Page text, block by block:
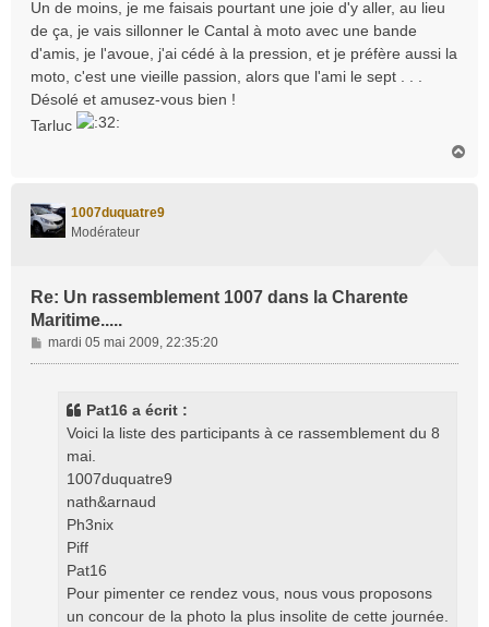
a
g
e
Un de moins, je me faisais pourtant une joie d'y aller, au lieu
de ça, je vais sillonner le Cantal à moto avec une bande
d'amis, je l'avoue, j'ai cédé à la pression, et je préfère aussi la
moto, c'est une vieille passion, alors que l'ami le sept . . .
Désolé et amusez-vous bien !
Tarluc
1007duquatre9
Modérateur
Re: Un rassemblement 1007 dans la Charente
Maritime.....
M
e
mardi 05 mai 2009, 22:35:20
Pat16 a écrit :
Voici la liste des participants à ce rassemblement du 8
mai.
1007duquatre9
nath&arnaud
Ph3nix
Piff
Pat16
Pour pimenter ce rendez vous, nous vous proposons
un concour de la photo la plus insolite de cette journée.